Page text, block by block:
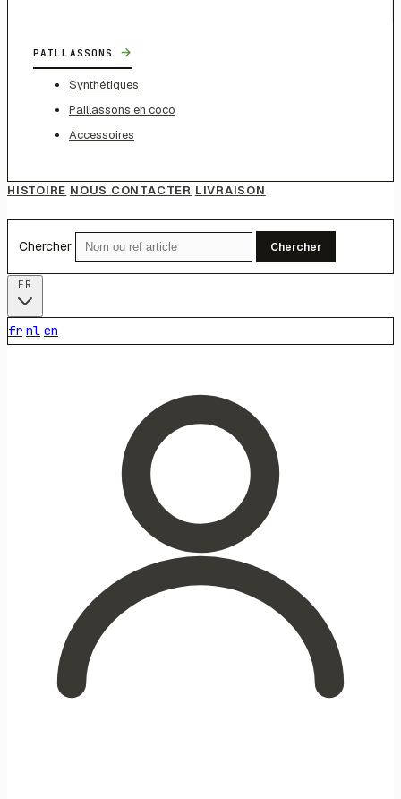
PAILLASSONS →
Synthétiques
Paillassons en coco
Accessoires
HISTOIRE NOUS CONTACTER LIVRAISON
Chercher Chercher
fr nl en